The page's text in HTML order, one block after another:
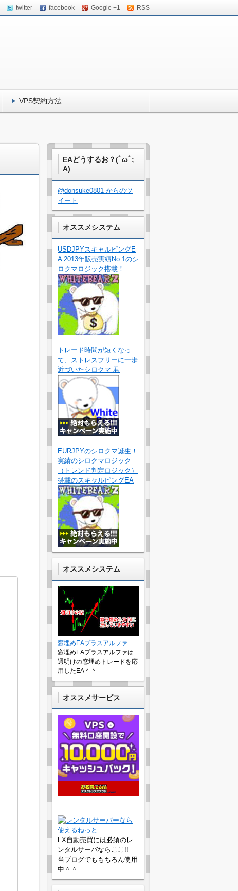
twitter facebook Google +1 RSS
VPS契約方法
EAどうするお？(ﾟωﾟ;
A)
@donsuke0801 からのツ
イート
オススメシステム
USDJPYスキャルピングE
A 2013年販売実績No.1のシ
ロクマロジック搭載！
トレード時間が短くなっ
て、ストレスフリーに一歩
近づいたシロクマ 君
EURJPYのシロクマ誕生！
実績のシロクマロジック
（トレンド判定ロジック）
搭載のスキャルピングEA
オススメシステム
窓埋めEAプラスアルファ
窓埋めEAプラスアルファは
週明けの窓埋めトレードを応
用したEA＾＾
オススメサービス
FX自動売買には必須のレ
ンタルサーバならここ!!
当ブログでももちろん使用
中＾＾